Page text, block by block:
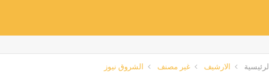
الرئيسية الارشيف غير مصنف الشروق نيوز